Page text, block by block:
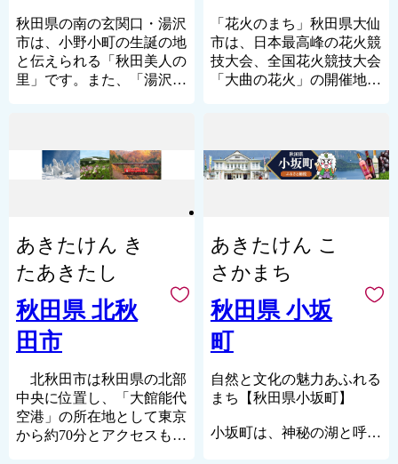
迎えています。
【大館というとこ
ろ・・・】
んぽ鍋」の本場
・日本三大美味鶏「比内
・出荷頭数が限られた希
少な「大館さくら豚」
・「忠犬ハチ公」のふる
さと
【大館市の特産品が、テレ
ビや記事で紹介されていま
す！！】
▼ベニヤマきりたんぽ工
房のスープを使用している
「きりたんぽラーメ
秋田県の南の玄関口・湯沢
市は、小野小町の生誕の地
と伝えられる「秋田美人の
里」です。また、「湯沢」
在する「いで湯の里」でも
あります。そして、日本三
全国に名をはせ、約800年
もの歴史と伝統を誇る川連
漆器などの工芸品に伝統の
技が光る「匠の里」です。
再生可能エネルギーである
地熱発電や、世界ジオパー
動など、地域資源を活用し
た取り組みを積極的に行っ
ています。
【歴史と観光】
「花火のまち」秋田県大仙
市は、日本最高峰の花火競
技大会、全国花火競技大会
「大曲の花火」の開催地と
間を流れる雄物川と、玉川
に沿った農村地帯が自然豊
月打ち上がる花火、手軽に
楽しめる温泉やスキー場、
伝統的なお祭りやイベン
ト、地域の食材を活かした
料理、様々な魅力が溢れる
秋田県大仙市は、秋田新幹
線や秋田自動車道などの高
速交通体系が整備され、東
京駅と大曲駅の間は最速3
彩な交流が可能です。
あきたけん き
たあきたし
秋田県 北秋
田市
北秋田市は秋田県の北部
中央に位置し、「大館能代
空港」の所在地として東京
から約70分とアクセスも良
あきたけん こ
さかまち
秋田県 小坂
町
自然と文化の魅力あふれる
まち【秋田県小坂町】
小坂町は、神秘の湖と呼ば